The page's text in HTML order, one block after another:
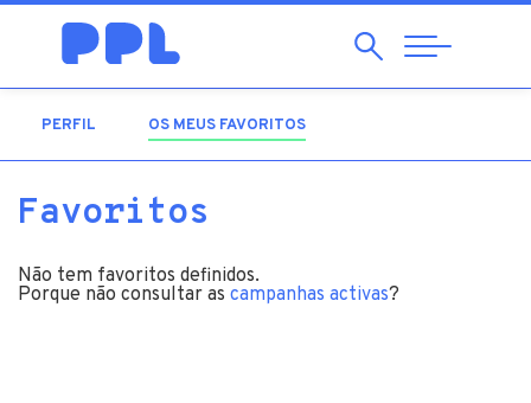
Pesquisar
Abrir
Navegação
PERFIL OS MEUS FAVORITOS
Favoritos
Não tem favoritos definidos.
Porque não consultar as campanhas activas?